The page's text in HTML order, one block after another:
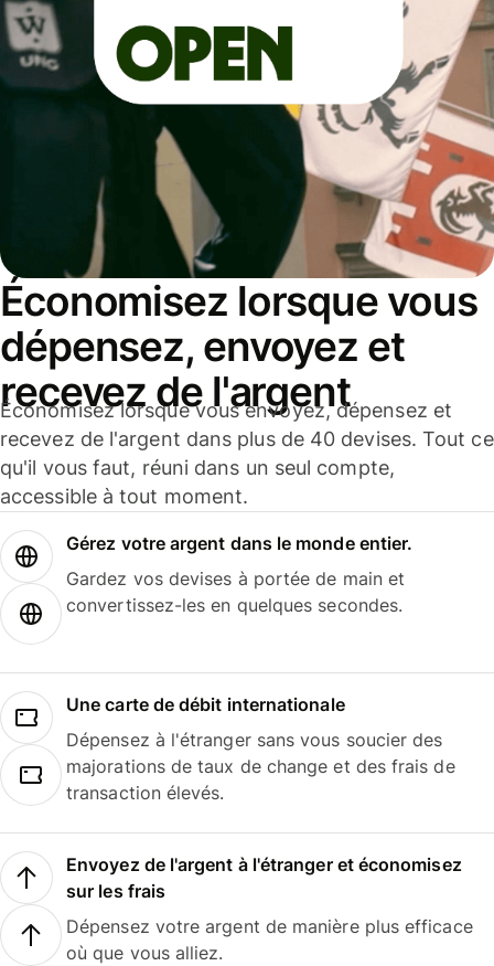
Économisez lorsque vous
dépensez, envoyez et
recevez de l'argent
Économisez lorsque vous envoyez, dépensez et
recevez de l'argent dans plus de 40 devises. Tout ce
qu'il vous faut, réuni dans un seul compte,
accessible à tout moment.
Gérez votre argent dans le monde entier.
Gardez vos devises à portée de main et
convertissez-les en quelques secondes.
Une carte de débit internationale
Dépensez à l'étranger sans vous soucier des
majorations de taux de change et des frais de
transaction élevés.
Envoyez de l'argent à l'étranger et économisez
sur les frais
Dépensez votre argent de manière plus efficace
où que vous alliez.